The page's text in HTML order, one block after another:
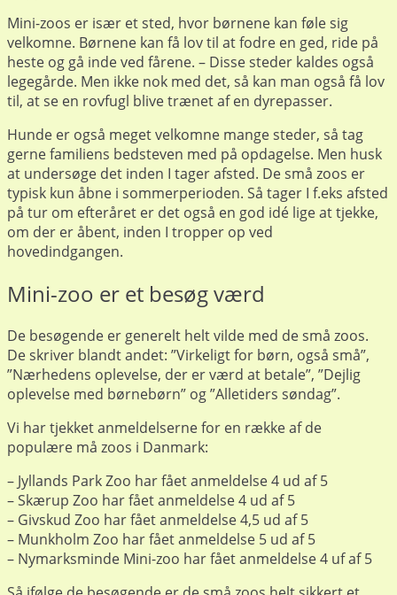
Mini-zoos er især et sted, hvor børnene kan føle sig
velkomne. Børnene kan få lov til at fodre en ged, ride på
heste og gå inde ved fårene. – Disse steder kaldes også
legegårde. Men ikke nok med det, så kan man også få lov
til, at se en rovfugl blive trænet af en dyrepasser.
Hunde er også meget velkomne mange steder, så tag
gerne familiens bedsteven med på opdagelse. Men husk
at undersøge det inden I tager afsted. De små zoos er
typisk kun åbne i sommerperioden. Så tager I f.eks afsted
på tur om efteråret er det også en god idé lige at tjekke,
om der er åbent, inden I tropper op ved
hovedindgangen.
Mini-zoo er et besøg værd
De besøgende er generelt helt vilde med de små zoos.
De skriver blandt andet: ”Virkeligt for børn, også små”,
”Nærhedens oplevelse, der er værd at betale”, ”Dejlig
oplevelse med børnebørn” og ”Alletiders søndag”.
Vi har tjekket anmeldelserne for en række af de
populære må zoos i Danmark:
– Jyllands Park Zoo har fået anmeldelse 4 ud af 5
– Skærup Zoo har fået anmeldelse 4 ud af 5
– Givskud Zoo har fået anmeldelse 4,5 ud af 5
– Munkholm Zoo har fået anmeldelse 5 ud af 5
– Nymarksminde Mini-zoo har fået anmeldelse 4 uf af 5